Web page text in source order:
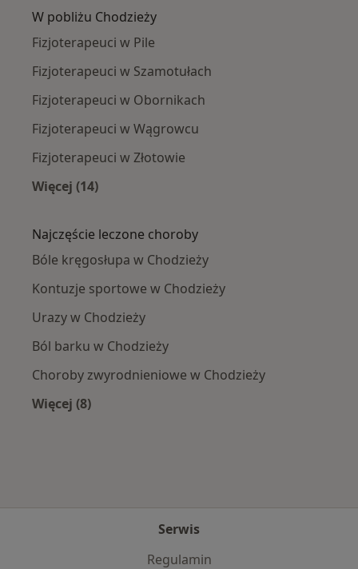
W pobliżu Chodzieży
Fizjoterapeuci w Pile
Fizjoterapeuci w Szamotułach
Fizjoterapeuci w Obornikach
Fizjoterapeuci w Wągrowcu
Fizjoterapeuci w Złotowie
Więcej (14)
Najczęście leczone choroby
Bóle kręgosłupa w Chodzieży
Kontuzje sportowe w Chodzieży
Urazy w Chodzieży
Ból barku w Chodzieży
Choroby zwyrodnieniowe w Chodzieży
Więcej (8)
Serwis
Regulamin